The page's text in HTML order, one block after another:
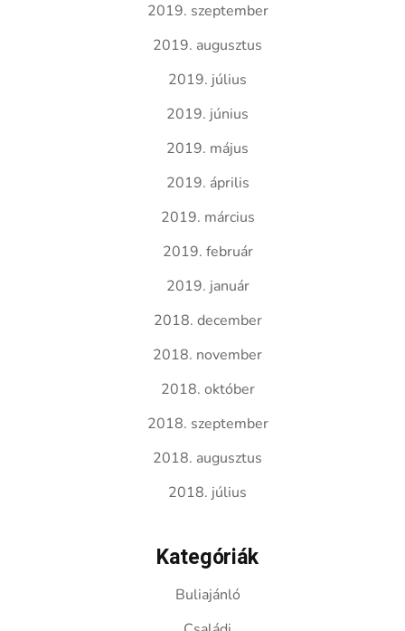
2019. szeptember
2019. augusztus
2019. július
2019. június
2019. május
2019. április
2019. március
2019. február
2019. január
2018. december
2018. november
2018. október
2018. szeptember
2018. augusztus
2018. július
Kategóriák
Buliajánló